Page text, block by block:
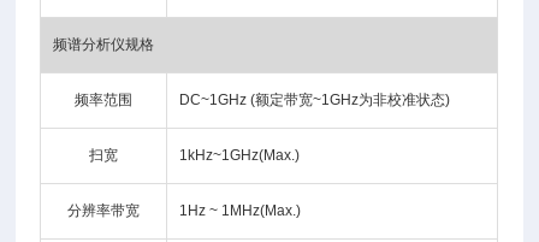
频谱分析仪规格
频率范围 DC~1GHz (额定带宽~1GHz为非校准状态)
扫宽 1kHz~1GHz(Max.)
分辨率带宽 1Hz ~ 1MHz(Max.)